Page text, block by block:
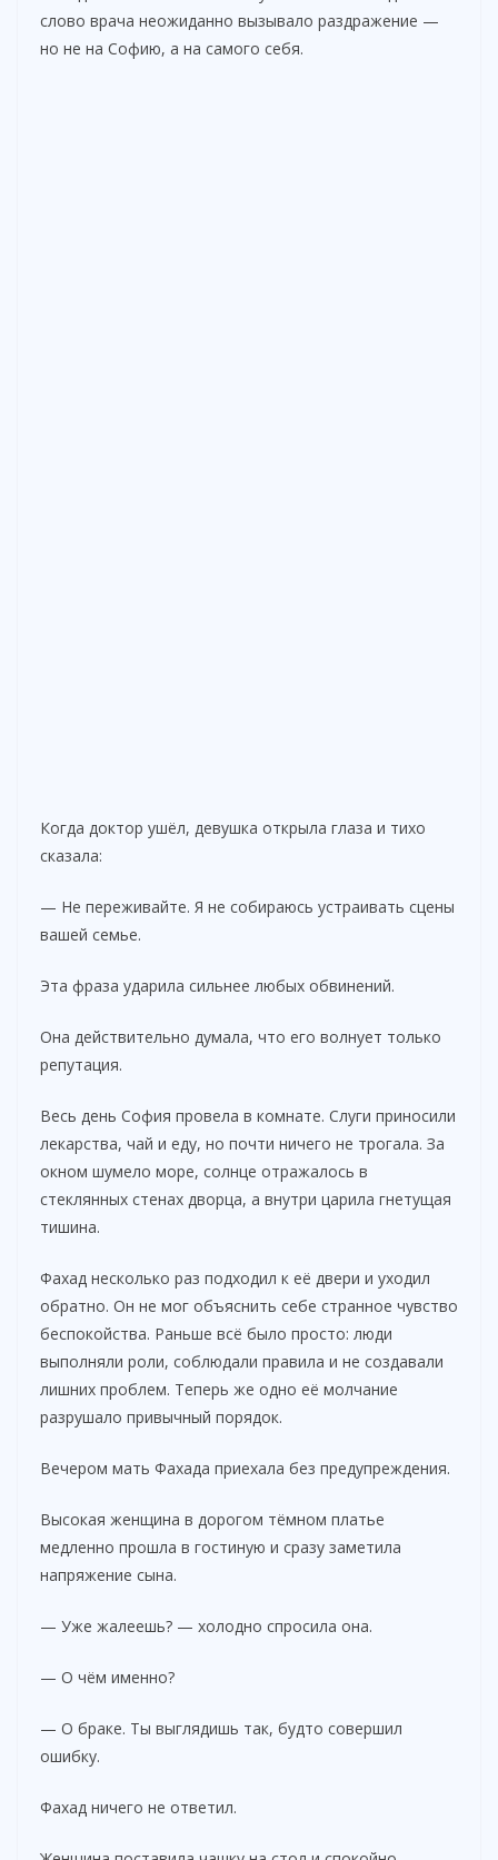
слово врача неожиданно вызывало раздражение —
но не на Софию, а на самого себя.
Когда доктор ушёл, девушка открыла глаза и тихо
сказала:
— Не переживайте. Я не собираюсь устраивать сцены
вашей семье.
Эта фраза ударила сильнее любых обвинений.
Она действительно думала, что его волнует только
репутация.
Весь день София провела в комнате. Слуги приносили
лекарства, чай и еду, но почти ничего не трогала. За
окном шумело море, солнце отражалось в
стеклянных стенах дворца, а внутри царила гнетущая
тишина.
Фахад несколько раз подходил к её двери и уходил
обратно. Он не мог объяснить себе странное чувство
беспокойства. Раньше всё было просто: люди
выполняли роли, соблюдали правила и не создавали
лишних проблем. Теперь же одно её молчание
разрушало привычный порядок.
Вечером мать Фахада приехала без предупреждения.
Высокая женщина в дорогом тёмном платье
медленно прошла в гостиную и сразу заметила
напряжение сына.
— Уже жалеешь? — холодно спросила она.
— О чём именно?
— О браке. Ты выглядишь так, будто совершил
ошибку.
Фахад ничего не ответил.